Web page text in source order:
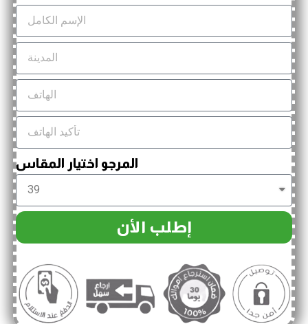
المرجو اختيار المقاس
إطلب الأن